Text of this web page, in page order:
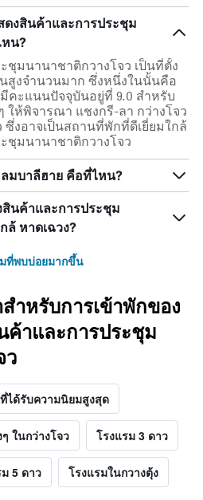
งสินค้าและการประชุม
หน?
มนานาชาติกวางโจว เป็นที่ตั้ง
สูงจำนวนมาก ซึ่งหนึ่งในนั้นคือ
คะแนนปัจจุบันอยู่ที่ 9.0 สำหรับ
ให้พิจารณา แชงกรี-ลา กว่างโจว
ซึ่งอาจเป็นสถานที่พักที่ดีเยี่ยมใกล้
ชุมนานาชาติกวางโจว
มบาลีฮาย คือที่ไหน?
นค้าและการประชุม
ล้ หาดเฉวง?
ที่พบบ่อยมากขึ้น
ำหรับการเข้าพักของ
าและการประชุม
ว
ที่ได้รับความนิยมสูงสุด
ในกว่างโจว โรงแรม 3 ดาว
5 ดาว โรงแรมในกวางตุ้ง